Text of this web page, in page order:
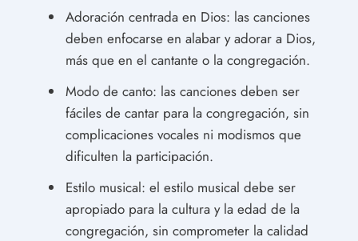
Adoración centrada en Dios: las canciones
deben enfocarse en alabar y adorar a Dios,
más que en el cantante o la congregación.
Modo de canto: las canciones deben ser
fáciles de cantar para la congregación, sin
complicaciones vocales ni modismos que
dificulten la participación.
Estilo musical: el estilo musical debe ser
apropiado para la cultura y la edad de la
congregación, sin comprometer la calidad